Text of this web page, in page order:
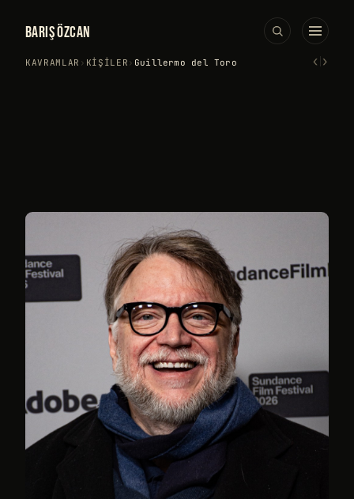
BARIŞ ÖZCAN
KAVRAMLAR › KIŞILER › Guillermo del Toro ‹›